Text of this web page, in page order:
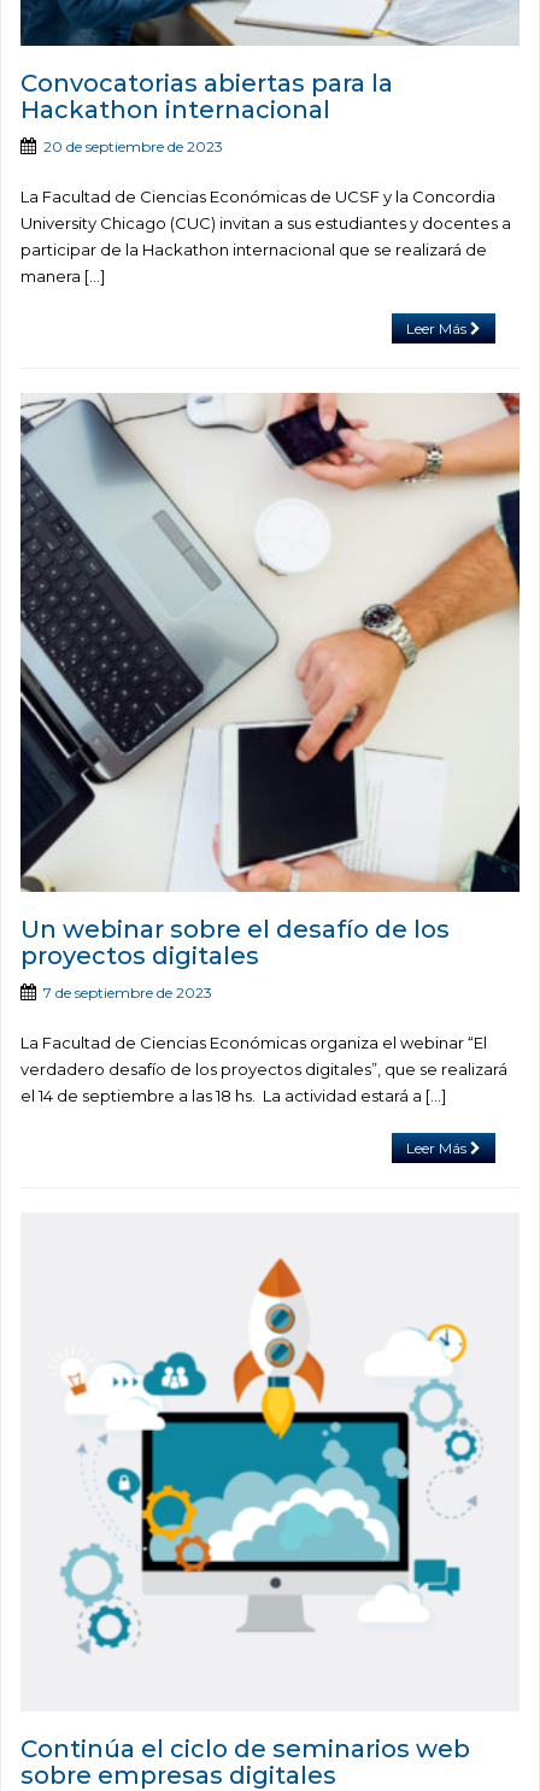
Convocatorias abiertas para la
Hackathon internacional
20 de septiembre de 2023
La Facultad de Ciencias Económicas de UCSF y la Concordia
University Chicago (CUC) invitan a sus estudiantes y docentes a
participar de la Hackathon internacional que se realizará de
manera […]
Leer Más
Un webinar sobre el desafío de los
proyectos digitales
7 de septiembre de 2023
La Facultad de Ciencias Económicas organiza el webinar “El
verdadero desafío de los proyectos digitales”, que se realizará
el 14 de septiembre a las 18 hs. La actividad estará a […]
Leer Más
Continúa el ciclo de seminarios web
sobre empresas digitales